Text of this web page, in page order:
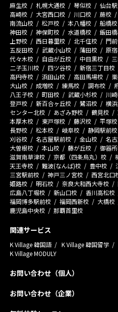
麻生校 札幌大通校 琴似校 仙台
高崎校
大宮西口校 川口校 蕨校
南流山校
松戸校 本八幡校 船橋校
神田校
神保町校 水道橋校 飯田
上野校
西日暮里校 北千住校 門
五反田校
武蔵小山校 蒲田校 原
代々木校
自由が丘校 中目黒校
二子玉川校
四ツ谷校 新宿三丁目校
高円寺校
浜田山校 高田馬場校
大山校
成増校 練馬校 調布校
八王子校
町田校 武蔵小杉校 川
登戸校
新百合ヶ丘校 鷺沼校 横
センター北校
あざみ野校 鶴見校
本厚木校
東戸塚校 藤沢校 平塚校
長野校
松本校 岐阜校 静岡駅前校
刈谷校
名古屋駅前校 金山校 名
大曽根校
本山校 藤が丘校 御器
滋賀南草津校
京都（四条烏丸）校
天王寺校
難波(なんば)校 豊中校
三宮駅前校
神戸三ノ宮校 西宮北口
姫路校
明石校 奈良大和西大寺校
広島八丁堀校
新山口校 香川高松校
福岡博多駅前校
福岡西新校 大橋校
鹿児島中央校
那覇首里校
関連サービス
K Village 韓国語 K Village 韓国留学
K Village MODULY
お問い合わせ（個人）
お問い合わせ（企業）